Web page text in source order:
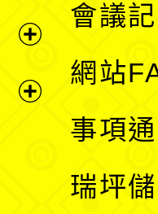
單
會議
網站
事項
瑞坪